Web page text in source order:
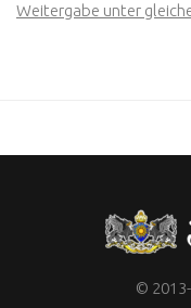
Weitergabe unter
©